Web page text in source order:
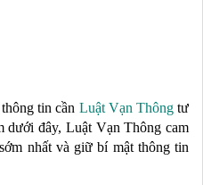
tin cần Luật Vạn Thôngtư
dưới đây, Luật Vạn Thông cam
nhất và giữ bí mật thông tin